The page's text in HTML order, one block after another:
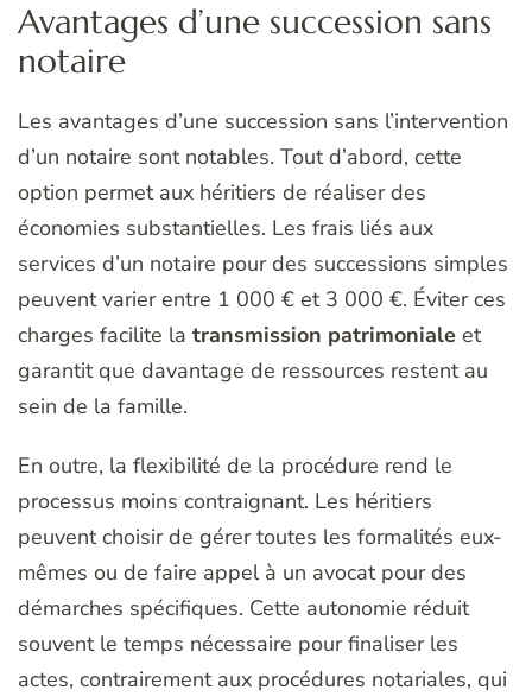
Avantages d’une succession sans
notaire
Les avantages d’une succession sans l’intervention
d’un notaire sont notables. Tout d’abord, cette
option permet aux héritiers de réaliser des
économies substantielles. Les frais liés aux
services d’un notaire pour des successions simples
peuvent varier entre 1 000 € et 3 000 €. Éviter ces
charges facilite la transmission patrimoniale et
garantit que davantage de ressources restent au
sein de la famille.
En outre, la flexibilité de la procédure rend le
processus moins contraignant. Les héritiers
peuvent choisir de gérer toutes les formalités eux-
mêmes ou de faire appel à un avocat pour des
démarches spécifiques. Cette autonomie réduit
souvent le temps nécessaire pour finaliser les
actes, contrairement aux procédures notariales, qui